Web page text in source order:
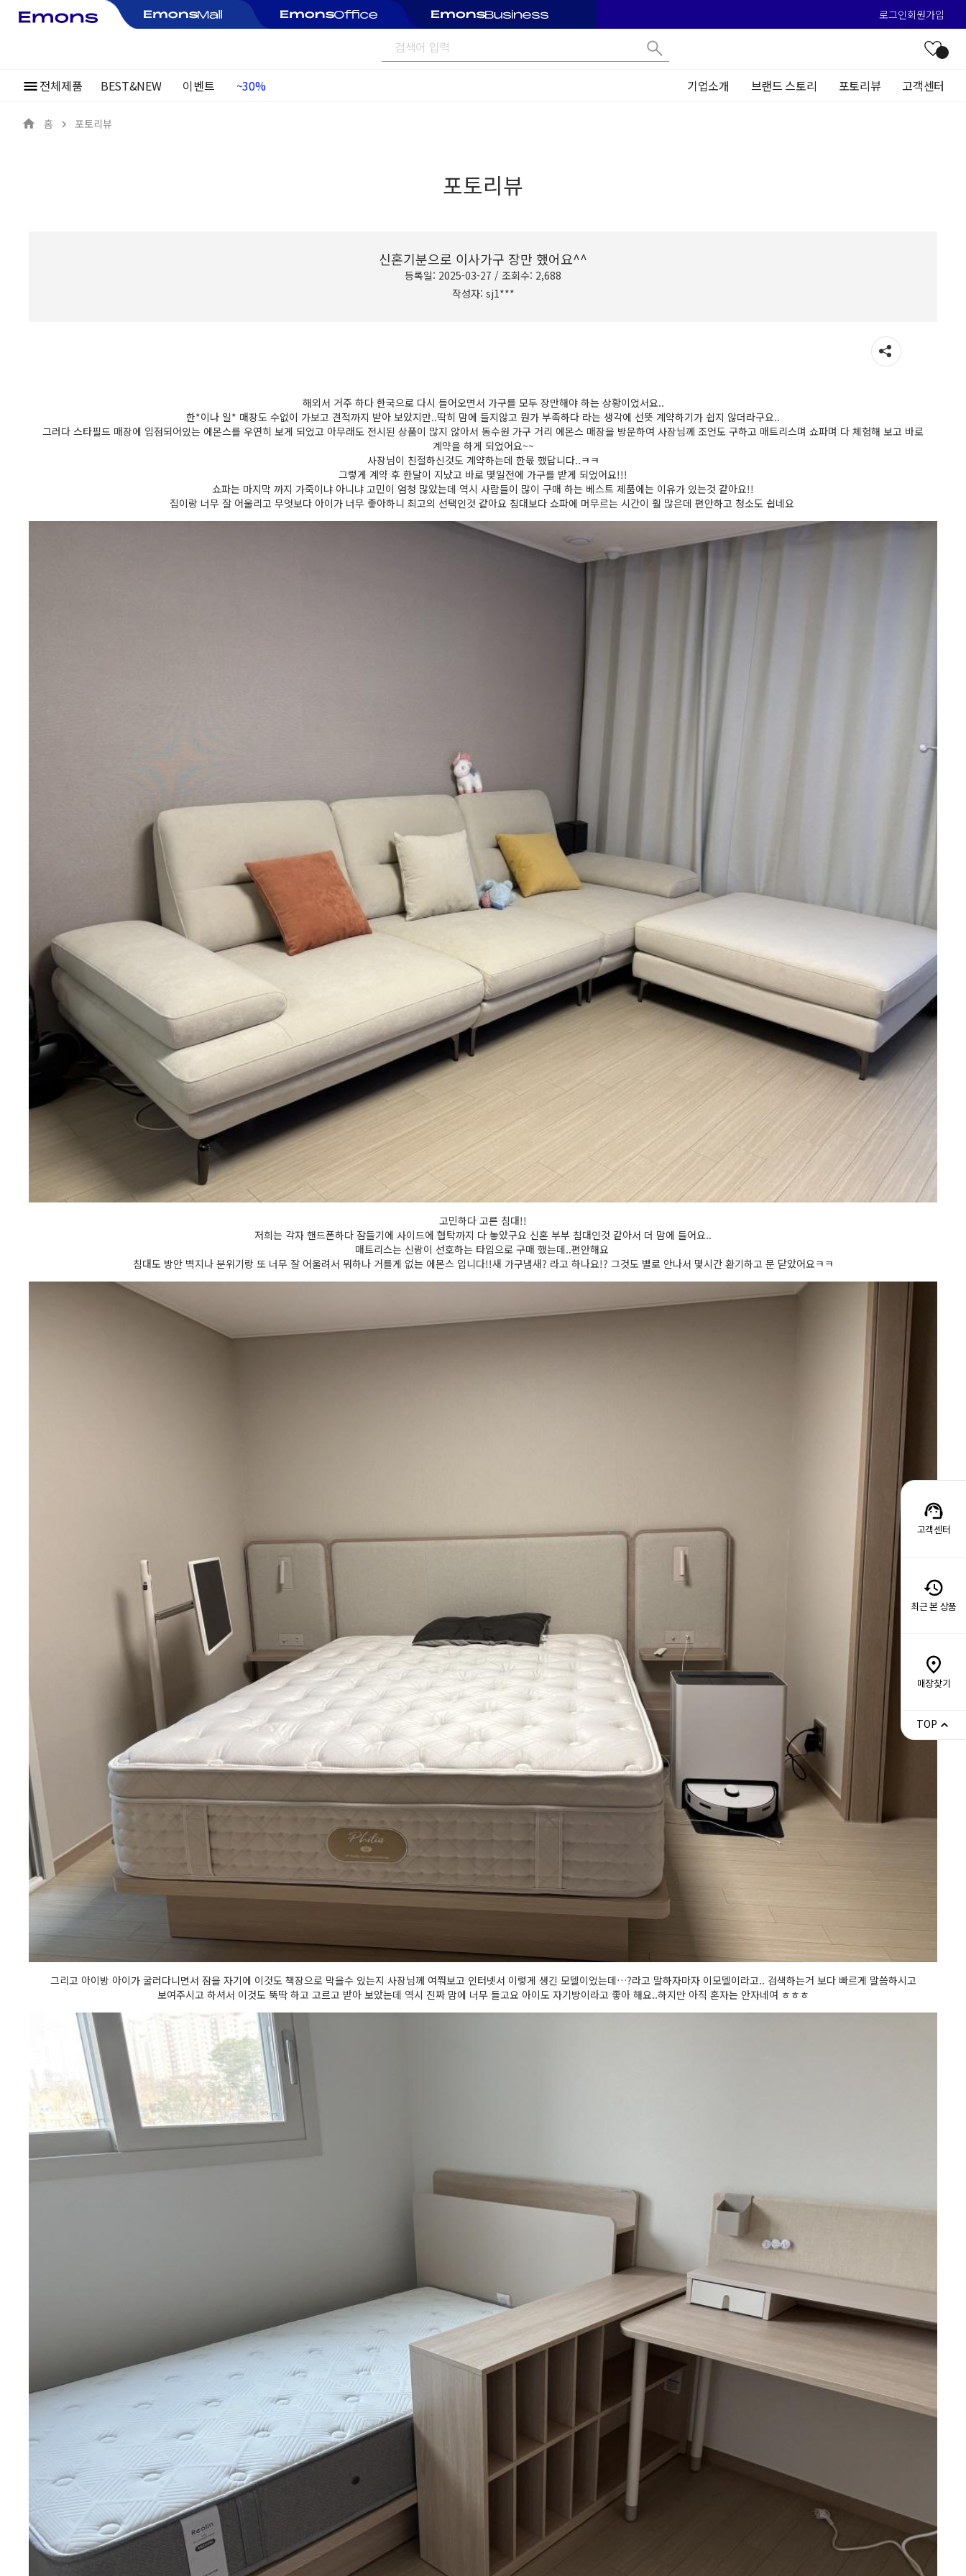
로그인회원가입
전체제품 BEST&NEW 이벤트
여름정기행사
기업소개 브랜드 스토리 포토리뷰 고객센터
홈 포토리뷰
포토리뷰
신혼기분으로 이사가구 장만 했어요^^
등록일: 2025-03-27 / 조회수: 2,688
작성자: sj1***
해외서 거주 하다 한국으로 다시 들어오면서 가구를 모두 장만해야 하는 상황이었서요..
한*이나 일* 매장도 수없이 가보고 견적까지 받아 보았지만..딱히 맘에 들지않고 뭔가 부족하다 라는 생각에 선뜻 계약하기가 쉽지 않더라구요..
그러다 스타필드 매장에 입점되어있는 에몬스를 우연히 보게 되었고 아무래도 전시된 상품이 많지 않아서 동수원 가구 거리 에몬스 매장을 방문하여 사장님께 조언도 구하고 매트리스며 쇼파며 다 체험해 보고 바로
계약을 하게 되었어요~~
사장님이 친절하신것도 계약하는데 한몫 했답니다..ㅋㅋ
그렇게 계약 후 한달이 지났고 바로 몇일전에 가구를 받게 되었어요!!!
쇼파는 마지막 까지 가죽이냐 아니냐 고민이 엄청 많았는데 역시 사람들이 많이 구매 하는 베스트 제품에는 이유가 있는것 같아요!!
집이랑 너무 잘 어울리고 무엇보다 아이가 너무 좋아하니 최고의 선택인것 같아요 침대보다 쇼파에 머무르는 시간이 훨 많은데 편안하고 청소도 쉽네요
고민하다 고른 침대!!
저희는 각자 핸드폰하다 잠들기에 사이드에 협탁까지 다 놓았구요 신혼 부부 침대인것 같아서 더 맘에 들어요..
매트리스는 신랑이 선호하는 타입으로 구매 했는데..편안해요
침대도 방안 벽지나 분위기랑 또 너무 잘 어울려서 뭐하나 거를게 없는 에몬스 입니다!!새 가구냄새? 라고 하나요!? 그것도 별로 안나서 몇시간 환기하고 문 닫았어요ㅋㅋ
그리고 아이방 아이가 굴러다니면서 잠을 자기에 이것도 책장으로 막을수 있는지 사장님께 여쭤보고 인터넷서 이렇게 생긴 모델이었는데…?라고 말하자마자 이모델이라고.. 검색하는거 보다 빠르게 말씀하시고
보여주시고 하셔서 이것도 뚝딱 하고 고르고 받아 보았는데 역시 진짜 맘에 너무 들고요 아이도 자기방이라고 좋아 해요..하지만 아직 혼자는 안자네여 ㅎㅎㅎ
고객센터
최근 본 상품
매장찾기
TOP